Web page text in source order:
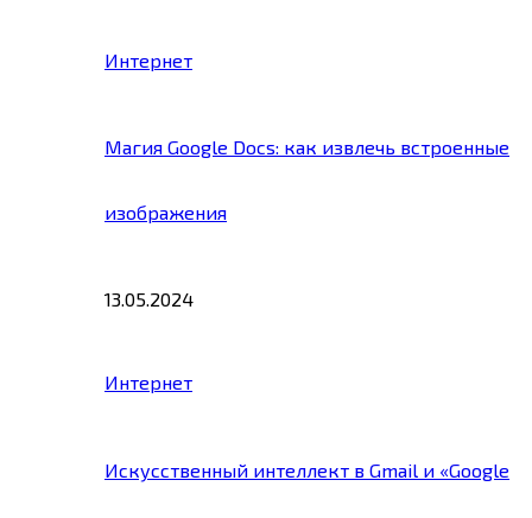
Интернет
Магия Google Docs: как извлечь встроенные
изображения
13.05.2024
Интернет
Искусственный интеллект в Gmail и «Google